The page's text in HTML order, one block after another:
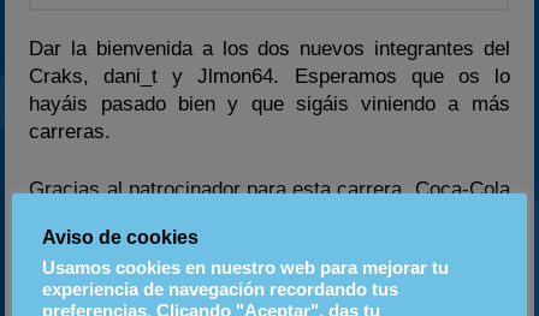
Dar la bienvenida a los dos nuevos integrantes del
Craks, dani_t y Jlmon64. Esperamos que os lo
hayáis pasado bien y que sigáis viniendo a más
carreras.
Gracias al patrocinador para esta carrera, Coca-Cola
"Polo blanco para todos" y volver a confiar en
nosotros para seguir patrocinando este campeonato
y ayudar a que siga creciendo y todos esperamos
Aviso de cookies
Usamos cookies en nuestro web para mejorar tu
experiencia de navegación recordando tus
preferencias. Clicando "Aceptar", das tu